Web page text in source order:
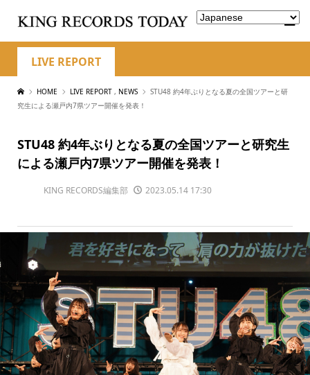
LIVE REPORT
HOME LIVE REPORT , NEWS
STU48 約4年ぶりとなる夏の全国ツアーと研
究生による瀬戸内7県ツアー開催を発表！
STU48 約4年ぶりとなる夏の全国ツアーと研究生
による瀬戸内7県ツアー開催を発表！
KING RECORDS編集部 2023.05.14 17:30